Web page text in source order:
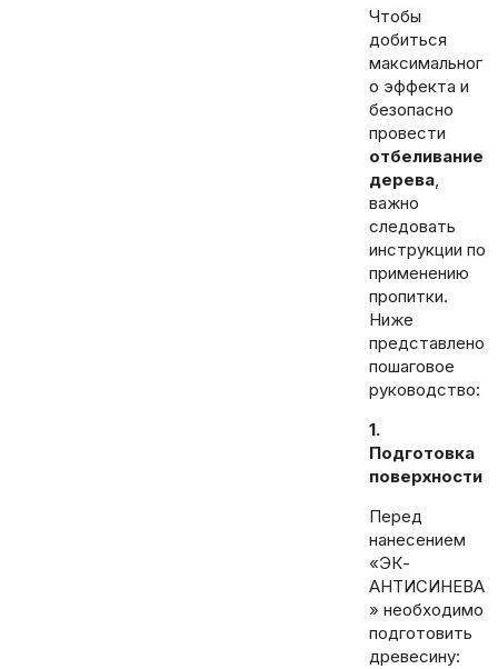
Чтобы
добиться
максимальног
о эффекта и
безопасно
провести
отбеливание
дерева,
важно
следовать
инструкции по
применению
пропитки.
Ниже
представлено
пошаговое
руководство:
1.
Подготовка
поверхности
Перед
нанесением
«ЭК-
АНТИСИНЕВА
» необходимо
подготовить
древесину: